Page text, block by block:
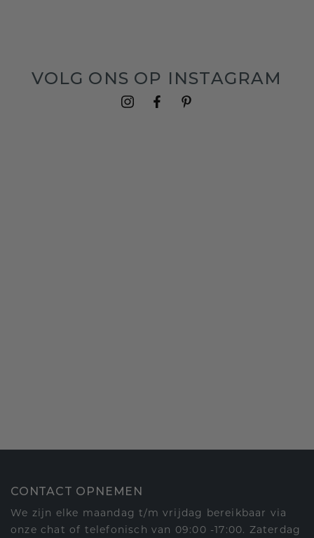
VOLG ONS OP INSTAGRAM
CONTACT OPNEMEN
We zijn elke maandag t/m vrijdag bereikbaar via
onze chat of telefonisch van 09:00 -17:00. Zaterdag